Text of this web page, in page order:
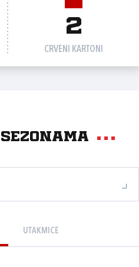
2
CRVENI KARTONI
UTAKMICE